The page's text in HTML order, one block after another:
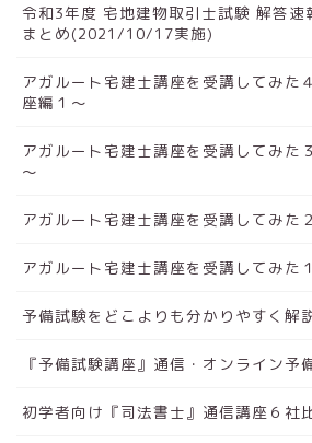
令和3年度 宅地建物取引士試験 解答速
まとめ(2021/10/17実施)
アガルート宅建士講座を受講してみた
座編１～
アガルート宅建士講座を受講してみた
～
アガルート宅建士講座を受講してみた
アガルート宅建士講座を受講してみた
予備試験をどこよりも分かりやすく解
『予備試験講座』通信・オンライン予
初学者向け『司法書士』通信講座６社